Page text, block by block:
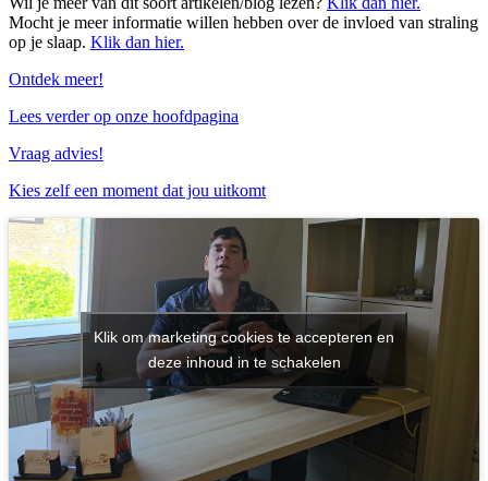
Mocht je meer informatie willen hebben over de invloed van straling
op je slaap. Klik dan hier.
Ontdek meer!
Lees verder op onze hoofdpagina
Vraag advies!
Kies zelf een moment dat jou uitkomt
Klik om marketing cookies te accepteren en
deze inhoud in te schakelen